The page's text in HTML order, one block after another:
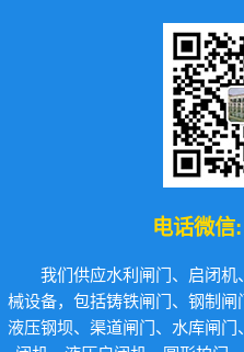
电话微信:
我们供应水利闸门、启闭机
械设备，包括铸铁闸门、钢制
液压钢坝、渠道闸门、水库闸